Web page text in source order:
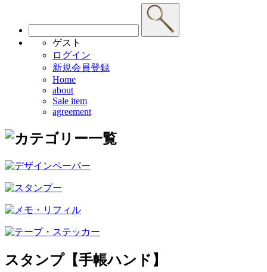
ゲスト
ログイン
新規会員登録
Home
about
Sale item
agreement
スタンプ【手帳ハンド】